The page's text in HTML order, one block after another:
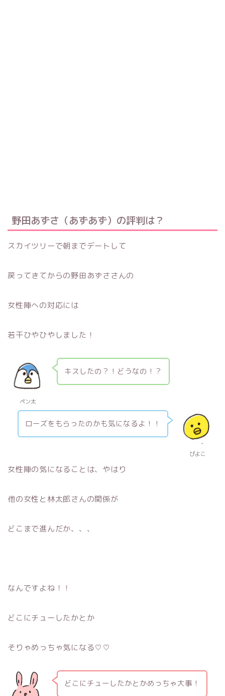
野田あずさ（あずあず）の評判は？
スカイツリーで朝までデートして
戻ってきてからの野田あずささんの
女性陣への対応には
若干ひやひやしました！
ペン太
キスしたの？！どうなの！？
ぴよこ
ローズをもらったのかも気になるよ！！
女性陣の気になることは、やはり
他の女性と林太郎さんの関係が
どこまで進んだか、、、
なんですよね！！
どこにチューしたかとか
そりゃめっちゃ気になる♡♡
どこにチューしたかとかめっちゃ大事！